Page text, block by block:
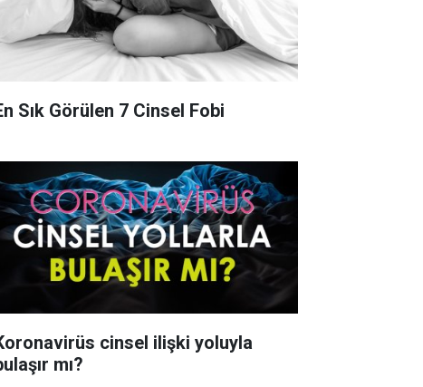
Sık Görülen 7 Cinsel Fobi
cinsel ilişki yoluyla
mı?